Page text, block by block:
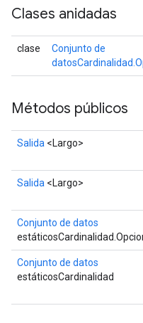
Clases anidadas
clase
Conjunto de
Métodos públicos
Salida <Largo>
Salida <Largo>
Conjunto de datos
Conjunto de datos
estáticosCardinalidad